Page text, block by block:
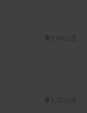
2.44公里
1.25公里